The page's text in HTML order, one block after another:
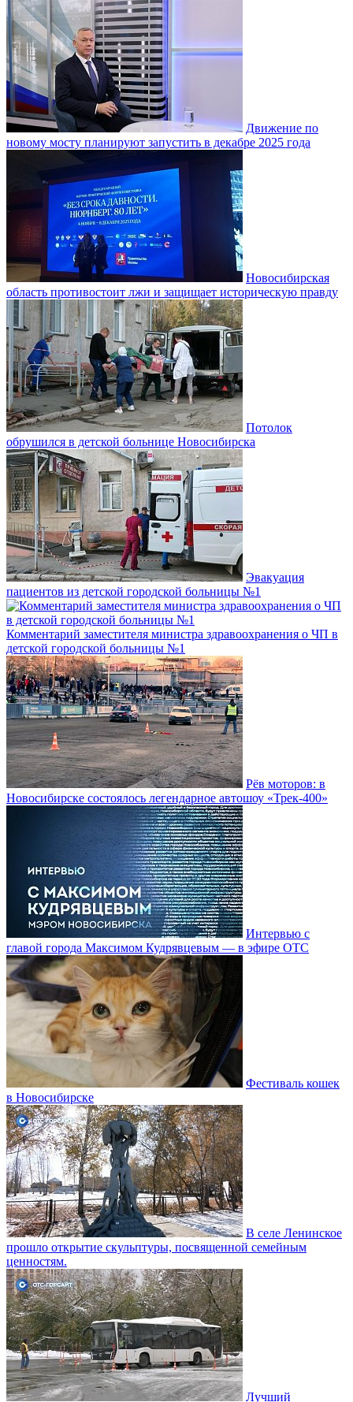
Движение по
новому мосту планируют запустить в декабре 2025 года
Новосибирская
область противостоит лжи и защищает историческую правду
Потолок
обрушился в детской больнице Новосибирска
Эвакуация
пациентов из детской городской больницы №1
Комментарий заместителя министра здравоохранения о ЧП в
детской городской больницы №1
Рёв моторов: в
Новосибирске состоялось легендарное автошоу «Трек-400»
Интервью с
главой города Максимом Кудрявцевым — в эфире ОТС
Фестиваль кошек
в Новосибирске
В селе Ленинское
прошло открытие скульптуры, посвященной семейным
ценностям.
Лучший